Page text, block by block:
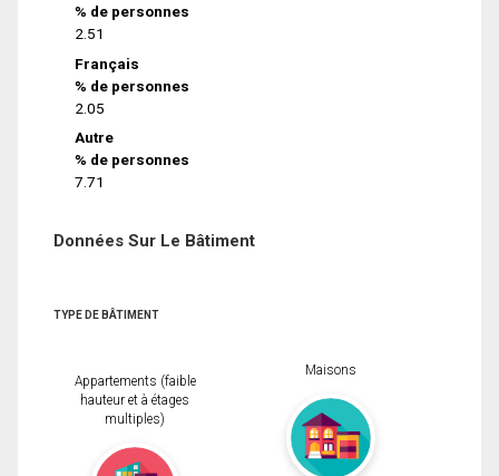
% de personnes
2.51
Français
% de personnes
2.05
Autre
% de personnes
7.71
Données Sur Le Bâtiment
TYPE DE BÂTIMENT
Appartements (faible
hauteur et à étages
multiples)
Maisons